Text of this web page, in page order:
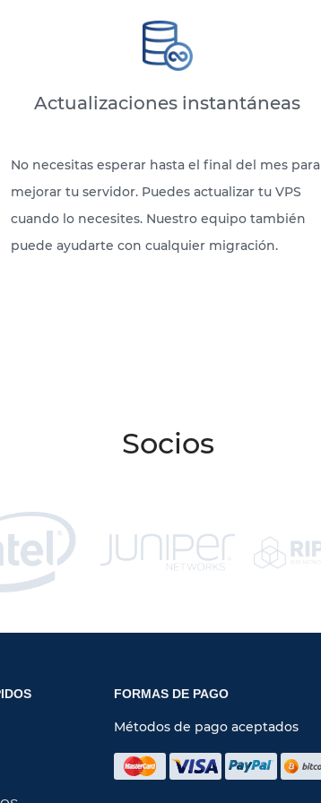
Actualizaciones instantáneas
No necesitas esperar hasta el final del mes para
mejorar tu servidor. Puedes actualizar tu VPS
cuando lo necesites. Nuestro equipo también
puede ayudarte con cualquier migración.
Socios
FORMAS DE PAGO
Métodos de pago aceptados